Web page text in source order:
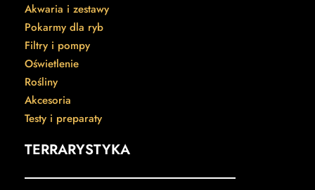
Akwaria i zestawy
Pokarmy dla ryb
Filtry i pompy
Oświetlenie
Rośliny
Akcesoria
Testy i preparaty
TERRARYSTYKA